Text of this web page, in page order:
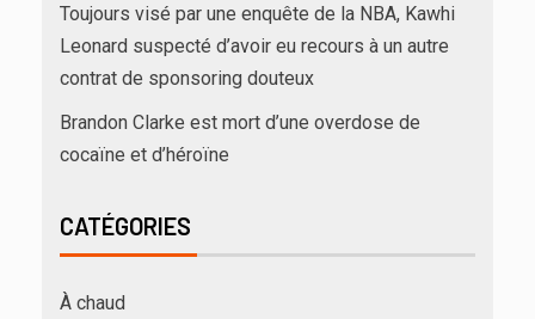
Toujours visé par une enquête de la NBA, Kawhi
Leonard suspecté d’avoir eu recours à un autre
contrat de sponsoring douteux
Brandon Clarke est mort d’une overdose de
cocaïne et d’héroïne
CATÉGORIES
À chaud